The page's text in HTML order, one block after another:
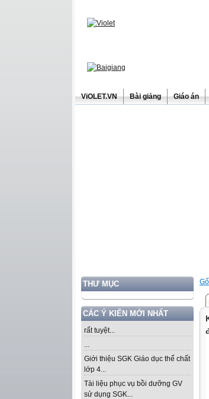
ViOLET.VN Bài giảng Giáo án
THƯ MỤC
CÁC Ý KIẾN MỚI NHẤT
rất tuyệt...
...
Giới thiệu SGK Giáo dục thể chất
lớp 4...
Tài liệu phục vụ bồi dưỡng GV
sử dụng SGK...